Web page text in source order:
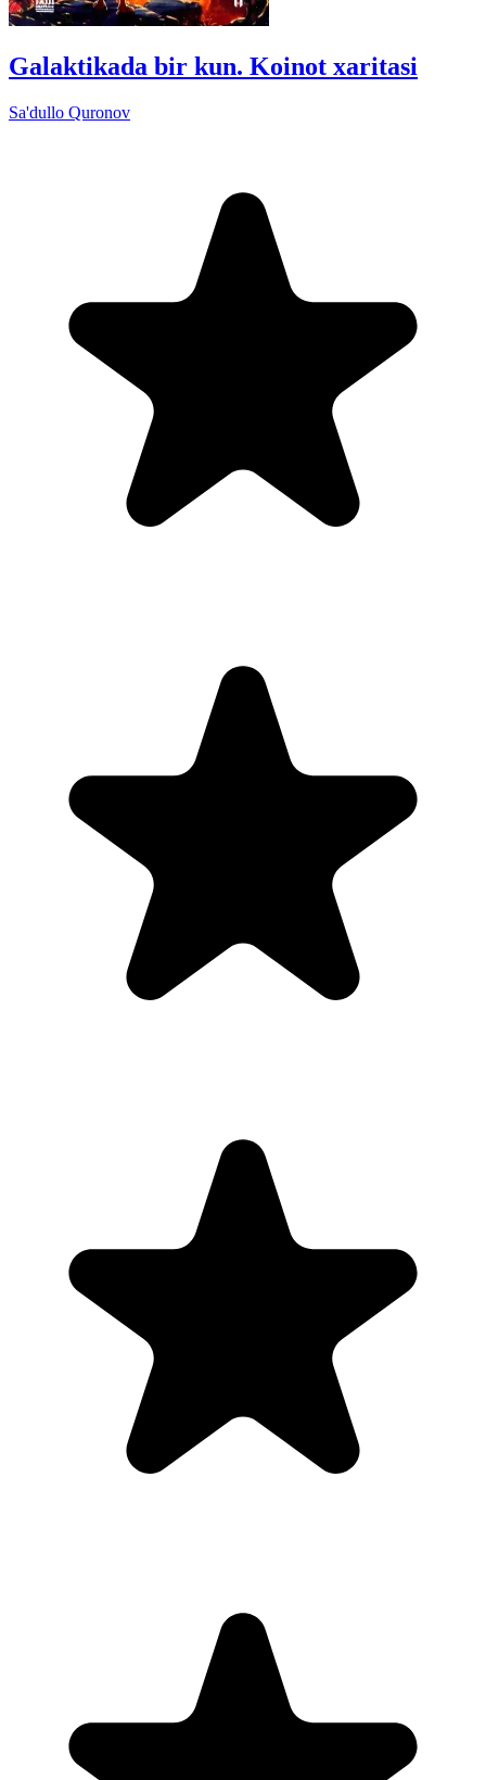
Galaktikada bir kun. Koinot xaritasi
Sa'dullo Quronov